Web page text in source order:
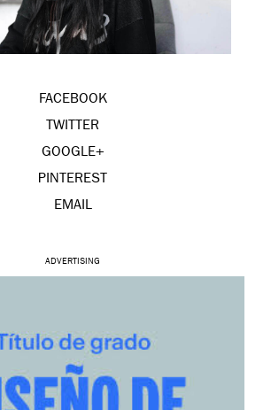
FACEBOOK
TWITTER
GOOGLE+
PINTEREST
EMAIL
ADVERTISING